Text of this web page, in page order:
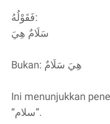
فَقَوْلُهُ:
سَلَامٌ هِيَ
Bukan: هِيَ سَلَامٌ
Ini menunjukkan
“سلام”.